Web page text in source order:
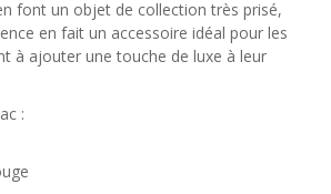
font un objet de collection très prisé,
en fait un accessoire idéal pour les
à ajouter une touche de luxe à leur
: